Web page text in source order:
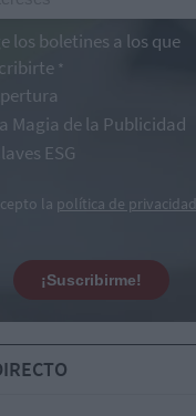
los boletines a los que
*
Magia de la Publicidad
ESG
la política de privacidad
¡Suscribirme!